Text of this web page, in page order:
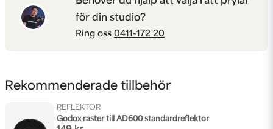
för din studio?
Ring oss 0411-172 20
Rekommenderade tillbehör
REFLEKTOR
Godox raster till AD600 standardreflektor